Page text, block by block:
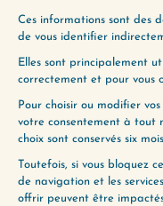
(314)
(316) VIVRE
AVEC